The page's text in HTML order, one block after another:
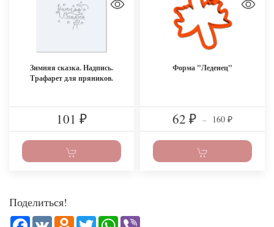
Зимняя сказка. Надпись.
Трафарет для пряников.
101 ₽
Форма "Леденец"
62 ₽ – 160 ₽
Поделиться!
Facebook
VK Odnoklassniki
TwitterWhatsApp